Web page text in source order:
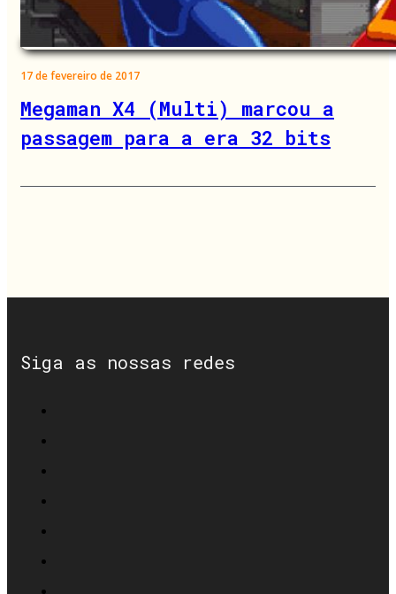
17 de fevereiro de 2017
Megaman X4 (Multi) marcou a
passagem para a era 32 bits
Siga as nossas redes